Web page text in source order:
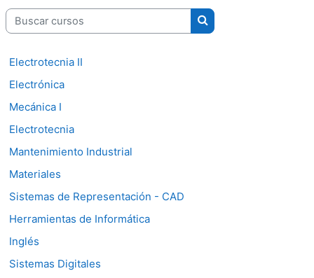
Buscar cursos
Buscar cursos
Electrotecnia II
Electrónica
Mecánica I
Electrotecnia
Mantenimiento Industrial
Materiales
Sistemas de Representación - CAD
Herramientas de Informática
Inglés
Sistemas Digitales